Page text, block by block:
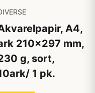
A4,
210x297 mm,
g, sort,
1 pk.